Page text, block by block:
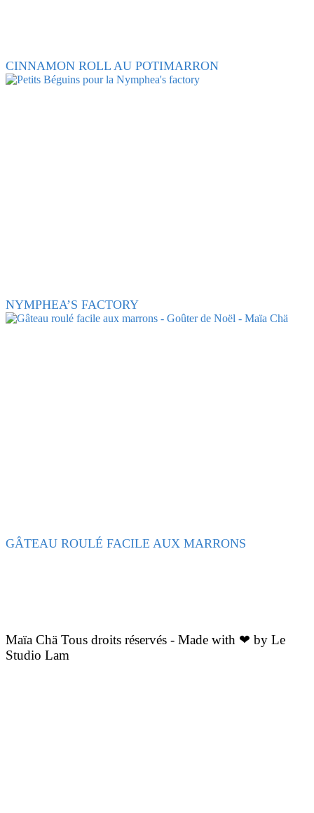
CINNAMON ROLL AU POTIMARRON
NYMPHEA’S FACTORY
GÂTEAU ROULÉ FACILE AUX MARRONS
Maïa Chä Tous droits réservés - Made with ❤ by Le
Studio Lam